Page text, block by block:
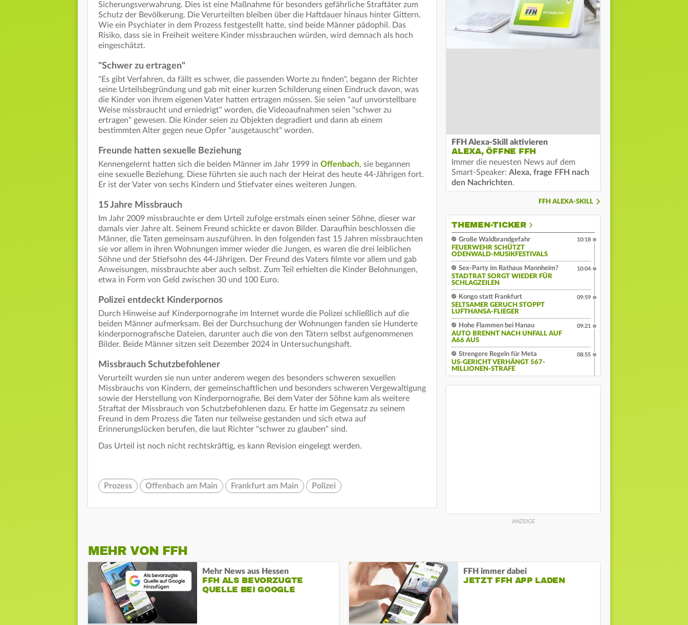
Sicherungsverwahrung. Dies ist eine Maßnahme für besonders gefährliche Straftäter zum
Schutz der Bevölkerung. Die Verurteilten bleiben über die Haftdauer hinaus hinter Gittern.
Wie ein Psychiater in dem Prozess festgestellt hatte, sind beide Männer pädophil. Das
Risiko, dass sie in Freiheit weitere Kinder missbrauchen würden, wird demnach als hoch
eingeschätzt.
"Schwer zu ertragen"
"Es gibt Verfahren, da fällt es schwer, die passenden Worte zu finden", begann der Richter
seine Urteilsbegründung und gab mit einer kurzen Schilderung einen Eindruck davon, was
die Kinder von ihrem eigenen Vater hatten ertragen müssen. Sie seien "auf unvorstellbare
Weise missbraucht und erniedrigt" worden, die Videoaufnahmen seien "schwer zu
ertragen" gewesen. Die Kinder seien zu Objekten degradiert und dann ab einem
bestimmten Alter gegen neue Opfer "ausgetauscht" worden.
Freunde hatten sexuelle Beziehung
Kennengelernt hatten sich die beiden Männer im Jahr 1999 in Offenbach, sie begannen
eine sexuelle Beziehung. Diese führten sie auch nach der Heirat des heute 44-Jährigen fort.
Er ist der Vater von sechs Kindern und Stiefvater eines weiteren Jungen.
15 Jahre Missbrauch
Im Jahr 2009 missbrauchte er dem Urteil zufolge erstmals einen seiner Söhne, dieser war
damals vier Jahre alt. Seinem Freund schickte er davon Bilder. Daraufhin beschlossen die
Männer, die Taten gemeinsam auszuführen. In den folgenden fast 15 Jahren missbrauchten
sie vor allem in ihren Wohnungen immer wieder die Jungen, es waren die drei leiblichen
Söhne und der Stiefsohn des 44-Jährigen. Der Freund des Vaters filmte vor allem und gab
Anweisungen, missbrauchte aber auch selbst. Zum Teil erhielten die Kinder Belohnungen,
etwa in Form von Geld zwischen 30 und 100 Euro.
Polizei entdeckt Kinderpornos
Durch Hinweise auf Kinderpornografie im Internet wurde die Polizei schließlich auf die
beiden Männer aufmerksam. Bei der Durchsuchung der Wohnungen fanden sie Hunderte
kinderpornografische Dateien, darunter auch die von den Tätern selbst aufgenommenen
Bilder. Beide Männer sitzen seit Dezember 2024 in Untersuchungshaft.
Missbrauch Schutzbefohlener
Verurteilt wurden sie nun unter anderem wegen des besonders schweren sexuellen
Missbrauchs von Kindern, der gemeinschaftlichen und besonders schweren Vergewaltigung
sowie der Herstellung von Kinderpornografie. Bei dem Vater der Söhne kam als weitere
Straftat der Missbrauch von Schutzbefohlenen dazu. Er hatte im Gegensatz zu seinem
Freund in dem Prozess die Taten nur teilweise gestanden und sich etwa auf
Erinnerungslücken berufen, die laut Richter "schwer zu glauben" sind.
Das Urteil ist noch nicht rechtskräftig, es kann Revision eingelegt werden.
Prozess Offenbach am Main Frankfurt am Main Polizei
FFH Alexa-Skill aktivieren
ALEXA, ÖFFNE FFH
Immer die neuesten News auf dem
Smart-Speaker: Alexa, frage FFH nach
den Nachrichten.
FFH ALEXA-SKILL
THEMEN-TICKER
Große Waldbrandgefahr
FEUERWEHR SCHÜTZT
ODENWALD-MUSIKFESTIVALS
10:18
Sex-Party im Rathaus Mannheim?
STADTRAT SORGT WIEDER FÜR
SCHLAGZEILEN
10:04
Kongo statt Frankfurt
SELTSAMER GERUCH STOPPT
LUFTHANSA-FLIEGER
09:59
Hohe Flammen bei Hanau
AUTO BRENNT NACH UNFALL AUF
A66 AUS
09:21
Strengere Regeln für Meta
US-GERICHT VERHÄNGT 567-
MILLIONEN-STRAFE
08:55
MEHR VON FFH
Mehr News aus Hessen
FFH ALS BEVORZUGTE
QUELLE BEI GOOGLE
FFH immer dabei
JETZT FFH APP LADEN